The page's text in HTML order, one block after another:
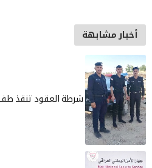
أخبار مشابهة
شرطة العقود تنقذ